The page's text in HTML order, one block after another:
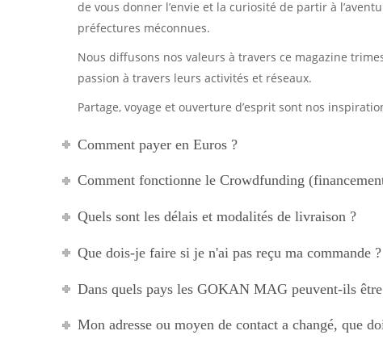
de vous donner l’envie et la curiosité de partir à
préfectures méconnues.
Nous diffusons nos valeurs à travers ce magazine
passion à travers leurs activités et réseaux.
Partage, voyage et ouverture d’esprit sont nos
Comment payer en Euros ?
Comment fonctionne le Crowdfunding
Quels sont les délais et modalités de livraison ?
Que dois-je faire si je n'ai pas reçu ma commande ?
Dans quels pays les GOKAN MAG peuvent-ils
Mon adresse ou moyen de contact a changé, que